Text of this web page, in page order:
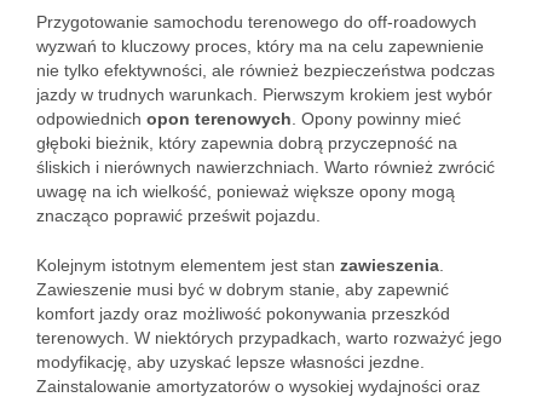
Przygotowanie samochodu terenowego do off-roadowych
wyzwań to kluczowy proces, który ma na celu zapewnienie
nie tylko efektywności, ale również bezpieczeństwa podczas
jazdy w trudnych warunkach. Pierwszym krokiem jest wybór
odpowiednich opon terenowych . Opony powinny mieć
głęboki bieżnik, który zapewnia dobrą przyczepność na
śliskich i nierównych nawierzchniach. Warto również zwrócić
uwagę na ich wielkość, ponieważ większe opony mogą
znacząco poprawić prześwit pojazdu.
Kolejnym istotnym elementem jest stan zawieszenia
Zawieszenie musi być w dobrym stanie, aby zapewnić
komfort jazdy oraz możliwość pokonywania przeszkód
terenowych. W niektórych przypadkach, warto rozważyć jego
modyfikację, aby uzyskać lepsze własności jezdne.
Zainstalowanie amortyzatorów o wysokiej wydajności oraz